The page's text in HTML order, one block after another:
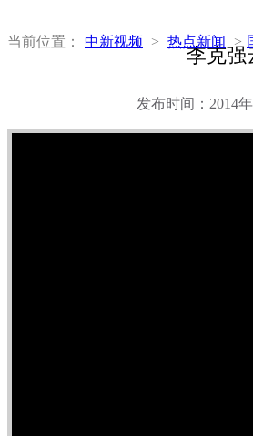
当前位置： 中新视频 > 热点新闻 >
李克强
发布时间：2014